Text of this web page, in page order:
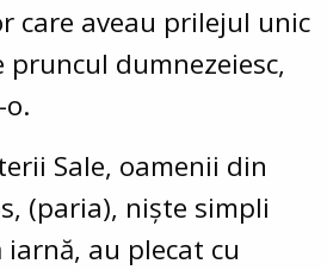
care aveau prilejul unic
pruncul dumnezeiesc,
Sale, oamenii din
(paria), niște simpli
au plecat cu